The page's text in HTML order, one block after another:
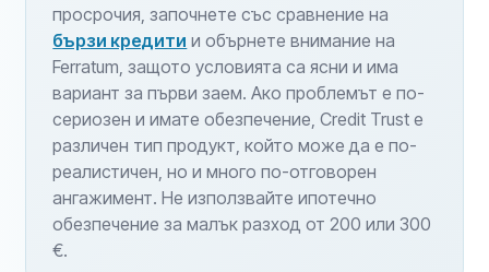
просрочия, започнете със сравнение на
бързи кредити и обърнете внимание на
Ferratum, защото условията са ясни и има
вариант за първи заем. Ако проблемът е по-
сериозен и имате обезпечение, Credit Trust е
различен тип продукт, който може да е по-
реалистичен, но и много по-отговорен
ангажимент. Не използвайте ипотечно
обезпечение за малък разход от 200 или 300
€.